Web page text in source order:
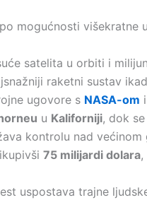
mogućnosti višekratne
satelita u orbiti i
raketni sustav
ugovore s NASA-om
u Kaliforniji, dok
kontrolu nad većinom
75 milijardi dolara,
uspostava trajne